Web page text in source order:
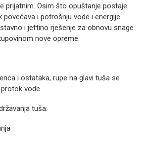
prijatnim. Osim što opuštanje postaje
povećava i potrošnju vode i energije.
i jeftino rješenje za obnovu snage
nove opreme.
i ostataka, rupe na glavi tuša se
vode.
tuša: